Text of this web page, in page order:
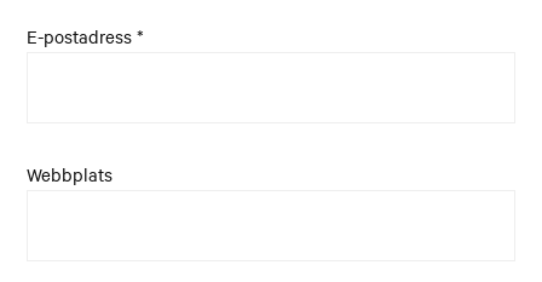
E-postadress*
Webbplats